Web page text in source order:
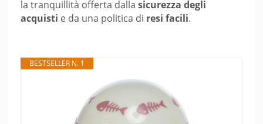
la tranquillità offerta dalla sicurezza degli
acquisti e da una politica di resi facili.
BESTSELLER N. 1